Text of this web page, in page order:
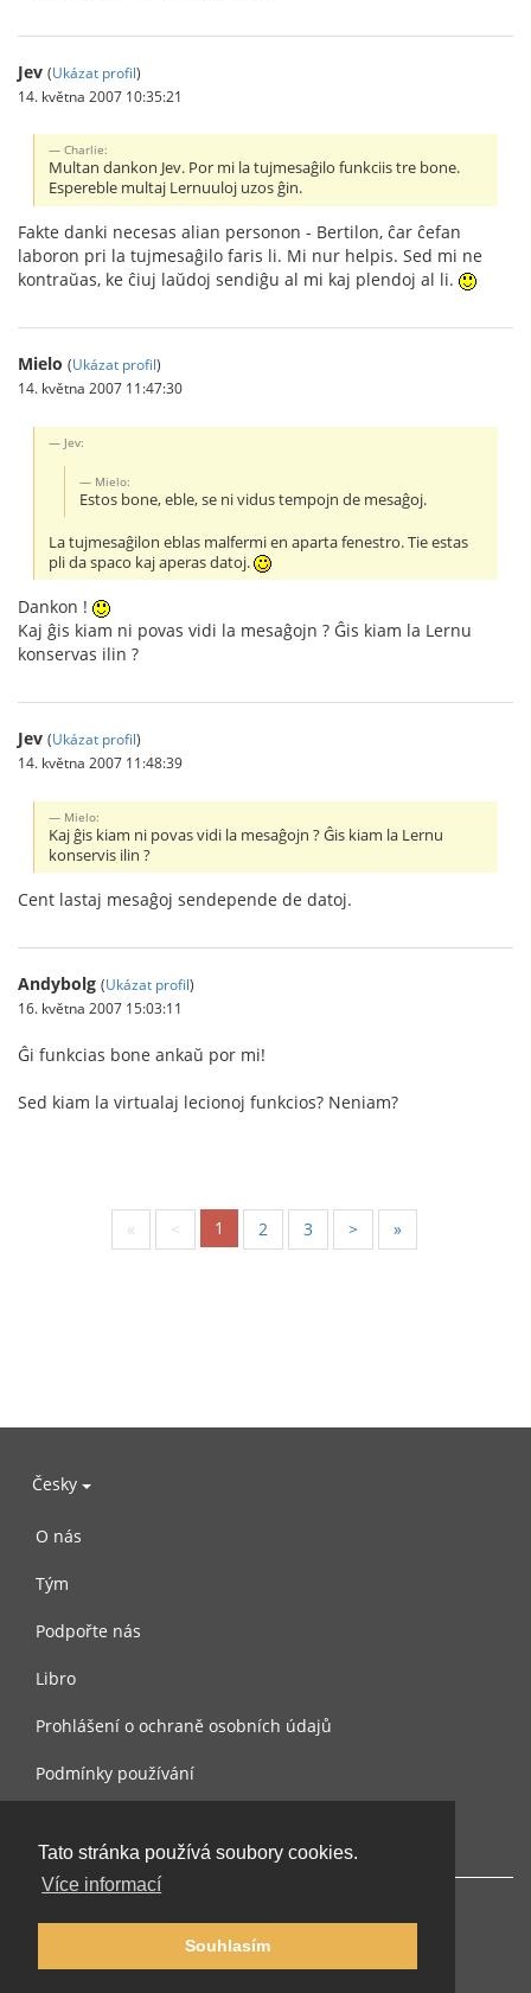
Tato stránka používá soubory cookies.
Více informací
Souhlasím
Jev (Ukázat profil)
14. května 2007 10:35:21
Charlie:
Multan dankon Jev. Por mi la tujmesaĝilo funkciis tre bone.
Espereble multaj Lernuuloj uzos ĝin.
Fakte danki necesas alian personon - Bertilon, ĉar ĉefan
laboron pri la tujmesaĝilo faris li. Mi nur helpis. Sed mi ne
kontraŭas, ke ĉiuj laŭdoj sendiĝu al mi kaj plendoj al li.
Mielo (Ukázat profil)
14. května 2007 11:47:30
Jev:
Mielo:
Estos bone, eble, se ni vidus tempojn de mesaĝoj.
La tujmesaĝilon eblas malfermi en aparta fenestro. Tie estas
pli da spaco kaj aperas datoj.
Dankon !
Kaj ĝis kiam ni povas vidi la mesaĝojn ? Ĝis kiam la Lernu
konservas ilin ?
Jev (Ukázat profil)
14. května 2007 11:48:39
Mielo:
Kaj ĝis kiam ni povas vidi la mesaĝojn ? Ĝis kiam la Lernu
konservis ilin ?
Cent lastaj mesaĝoj sendepende de datoj.
Andybolg (Ukázat profil)
16. května 2007 15:03:11
Ĝi funkcias bone ankaŭ por mi!
Sed kiam la virtualaj lecionoj funkcios? Neniam?
« < 1 2 3 > »
Česky
O nás
Tým
Podpořte nás
Libro
Prohlášení o ochraně osobních údajů
Podmínky používání
© 2002-2026 lernu.net |Impressum